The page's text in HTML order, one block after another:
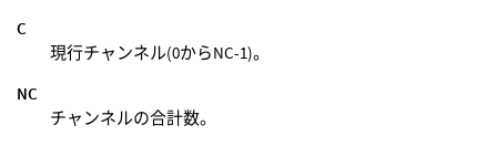
C
現行チャンネル(0からNC-1)。
NC
チャンネルの合計数。